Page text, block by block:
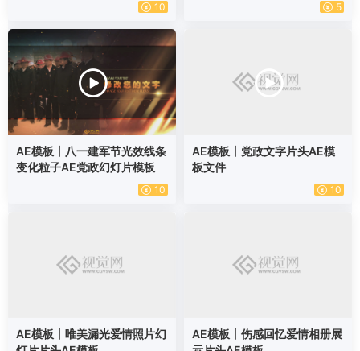
10 5
AE模板丨八一建军节光效线条
变化粒子AE党政幻灯片模板
10
AE模板丨党政文字片头AE模
板文件
10
AE模板丨唯美漏光爱情照片幻
AE模板丨伤感回忆爱情相册展